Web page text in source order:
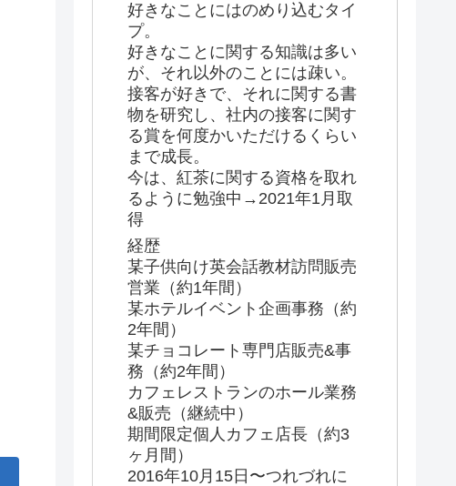
好きなことにはのめり込むタイ
プ。
好きなことに関する知識は多い
が、それ以外のことには疎い。
接客が好きで、それに関する書
物を研究し、社内の接客に関す
る賞を何度かいただけるくらい
まで成長。
今は、紅茶に関する資格を取れ
るように勉強中→2021年1月取
得
経歴
某子供向け英会話教材訪問販売
営業（約1年間）
某ホテルイベント企画事務（約
2年間）
某チョコレート専門店販売&事
務（約2年間）
カフェレストランのホール業務
&販売（継続中）
期間限定個人カフェ店長（約3
ヶ月間）
2016年10月15日〜つれづれに